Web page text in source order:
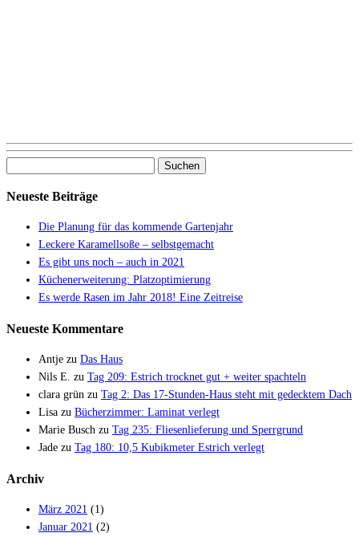
Neueste Beiträge
Die Planung für das kommende Gartenjahr
Leckere Karamellsoße – selbstgemacht
Es gibt uns noch – auch in 2021
Küchenerweiterung: Platzoptimierung
Es werde Rasen im Jahr 2018! Eine Zeitreise
Neueste Kommentare
Antje zu Das Haus
Nils E. zu Tag 209: Estrich trocknet gut + weiter spachteln
clara grün zu Tag 2: Das 17-Stunden-Haus steht mit gedecktem Dach
Lisa zu Bücherzimmer: Laminat verlegt
Marie Busch zu Tag 235: Fliesenlieferung und Sperrgrund
Jade zu Tag 180: 10,5 Kubikmeter Estrich verlegt
Archiv
März 2021 (1)
Januar 2021 (2)